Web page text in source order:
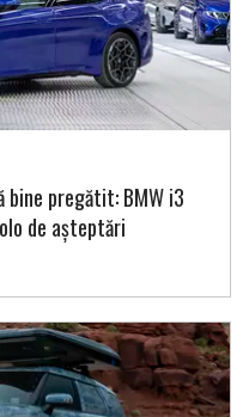
bine pregătit: BMW i3
de așteptări